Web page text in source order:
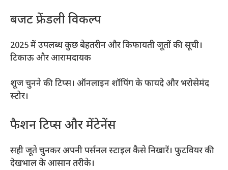
बजट फ्रेंडली विकल्प
2025 में उपलब्ध कुछ बेहतरीन और किफायती जूतों की सूची।
टिकाऊ और आरामदायक
शूज चुनने की टिप्स। ऑनलाइन शॉपिंग के फायदे और भरोसेमंद
स्टोर।
फैशन टिप्स और मेंटेनेंस
सही जूते चुनकर अपनी पर्सनल स्टाइल कैसे निखारें। फुटवियर की
देखभाल के आसान तरीके।